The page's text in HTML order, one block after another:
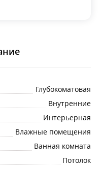
Глубокоматовая
Внутренние
Интерьерная
Влажные помещения
Ванная комната
Потолок